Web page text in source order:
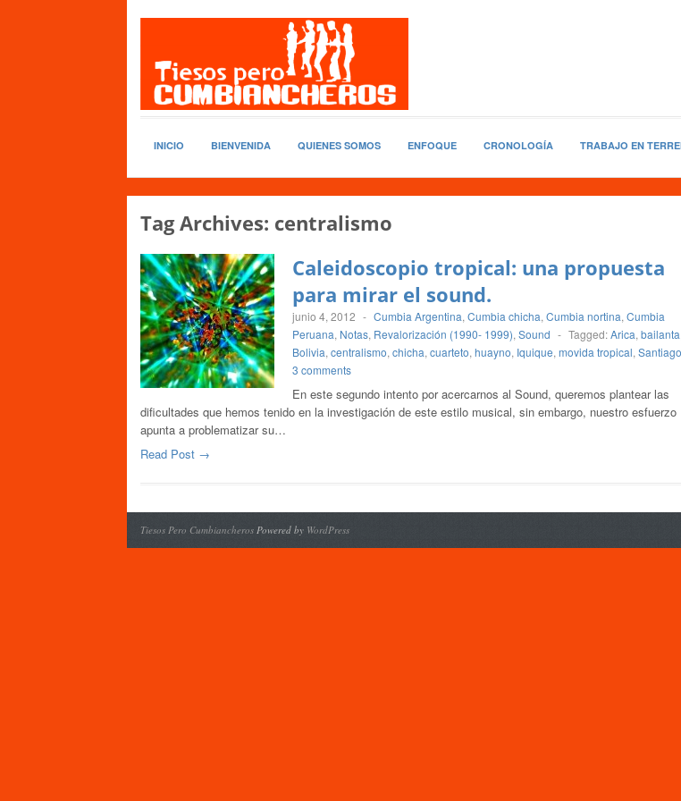
INICIO BIENVENIDA QUIENES SOMOS ENFOQUE CRONOLOGÍA TRABAJO EN
Tag Archives: centralismo
Caleidoscopio tropical: una propuesta
para mirar el sound.
junio 4, 2012 - Cumbia Argentina, Cumbia chicha, Cumbia nortina, Cumbia
Peruana, Notas, Revalorización (1990- 1999), Sound - Tagged:Arica, bailanta
Bolivia, centralismo, chicha, cuarteto, huayno, Iquique, movida tropical, Santiago
3 comments
En este segundo intento por acercarnos al Sound, queremos plantear las
dificultades que hemos tenido en la investigación de este estilo musical, sin embargo, nuestro esfuerzo
apunta a problematizar su…
Read Post →
Tiesos Pero Cumbiancheros Powered by WordPress